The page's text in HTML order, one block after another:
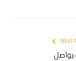
NEXT
يواصل